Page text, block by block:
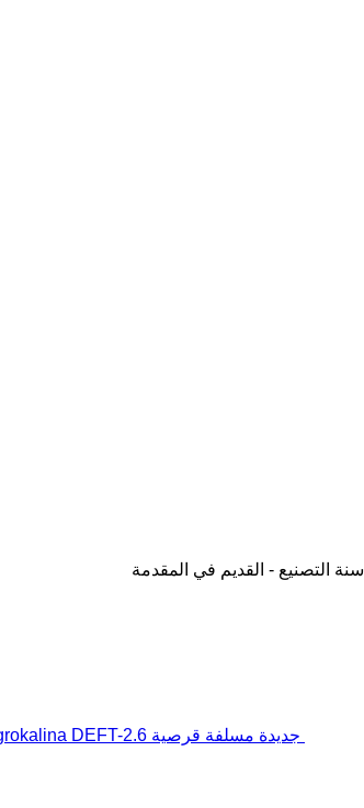
سنة التصنيع - القديم في المقدمة
جديدة مسلفة قرصية Agrokalina DEFT-2.6